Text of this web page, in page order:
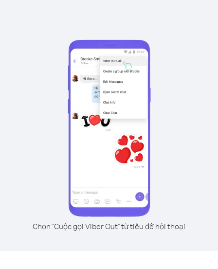
Chọn "Cuộc gọi Viber Out" từ tiêu đề hội thoại